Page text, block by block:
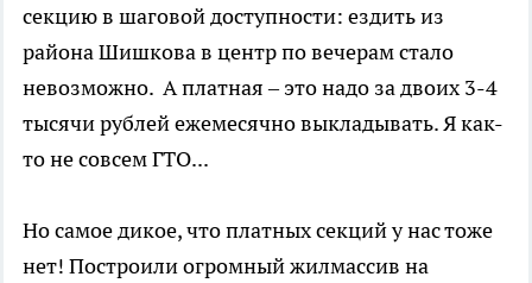
секцию в шаговой доступности: ездить из
района Шишкова в центр по вечерам стало
невозможно. А платная – это надо за двоих 3-4
тысячи рублей ежемесячно выкладывать. Я как-
то не совсем ГТО...
Но самое дикое, что платных секций у нас тоже
нет! Построили огромный жилмассив на